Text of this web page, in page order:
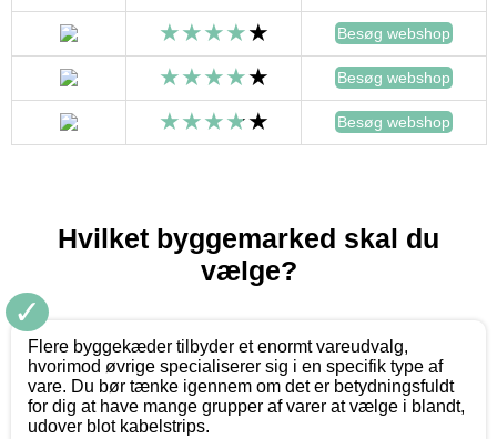
Besøg webshop
Besøg webshop
Besøg webshop
Hvilket byggemarked skal du
vælge?
✓
Flere byggekæder tilbyder et enormt vareudvalg,
hvorimod øvrige specialiserer sig i en specifik type af
vare. Du bør tænke igennem om det er betydningsfuldt
for dig at have mange grupper af varer at vælge i blandt,
udover blot kabelstrips.